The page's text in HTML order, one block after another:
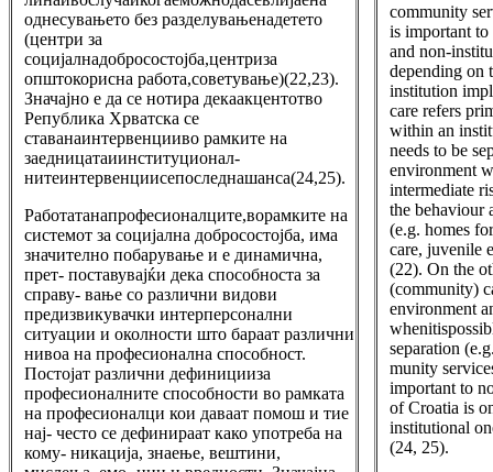
однесувањето без разделувањенадетето
(центри за
социјалнадобросостојба,центриза
општокорисна работа,советување)(22,23).
Значајно е да се нотира декаакцентотво
Република Хрватска се
ставанаинтервенцииво рамките на
заедницатаиинституционал-
нитеинтервенциисепоследнашанса(24,25).
Работатанапрофесионалците,ворамките на
системот за социјална добросостојба, има
значително побарување и е динамична,
прет- поставувајќи дека способноста за
справу- вање со различни видови
предизвикувачки интерперсонални
ситуации и околности што бараат различни
нивоа на професионална способност.
Постојат различни дефиницииза
професионалните способности во рамката
на професионалци кои даваат помош и тие
нај- често се дефинираат како употреба на
кому- никација, знаење, вештини,
community
is important
and non-
depending on
institution
care refers
within an
needs to be
environment
intermediate
the behaviour
(e.g. homes
care, juvenile
(22). On the
(community)
environment
separation
munity
important to
of Croatia is
institutional
(24, 25).